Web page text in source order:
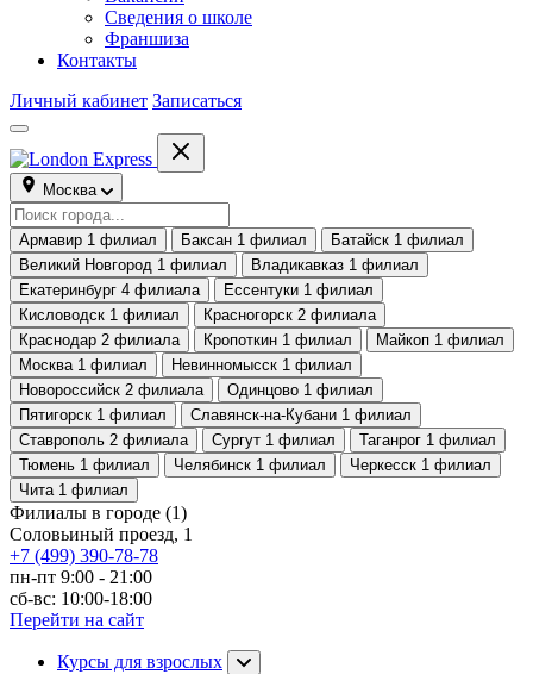
Сведения о школе
Франшиза
Контакты
Личный кабинет Записаться
Москва
Армавир 1 филиал Баксан 1 филиал Батайск 1 филиал
Великий Новгород 1 филиал Владикавказ 1 филиал
Екатеринбург 4 филиала Ессентуки 1 филиал
Кисловодск 1 филиал Красногорск 2 филиала
Краснодар 2 филиала Кропоткин 1 филиал Майкоп 1 филиал
Москва 1 филиал Невинномысск 1 филиал
Новороссийск 2 филиала Одинцово 1 филиал
Пятигорск 1 филиал Славянск-на-Кубани 1 филиал
Ставрополь 2 филиала Сургут 1 филиал Таганрог 1 филиал
Тюмень 1 филиал Челябинск 1 филиал Черкесск 1 филиал
Чита 1 филиал
Филиалы в городе (1)
Соловьиный проезд, 1
+7 (499) 390-78-78
пн-пт 9:00 - 21:00
сб-вс: 10:00-18:00
Перейти на сайт
Курсы для взрослых